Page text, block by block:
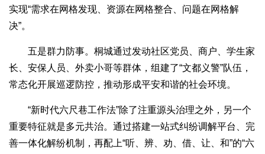
实现“需求在网格发现、资源在网格整合、问题在网格解
决”。
五是群力防事。桐城通过发动社区党员、商户、学生家
长、安保人员、外卖小哥等群体，组建了“文都义警”队伍，
常态化开展巡逻防控，推动形成平安和谐的社会环境。
“新时代六尺巷工作法”除了注重源头治理之外，另一个
重要特征就是多元共治。通过搭建一站式纠纷调解平台、完
善一体化解纷机制，再配上“听、辨、劝、借、让、和”的“六